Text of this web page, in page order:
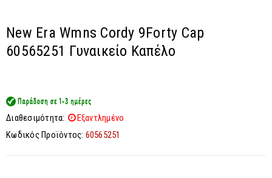
New Era Wmns Cordy 9Forty Cap
60565251 Γυναικείο Καπέλο
Διαθεσιμότητα:
Εξαντλημένο
Κωδικός Προϊόντος: 60565251